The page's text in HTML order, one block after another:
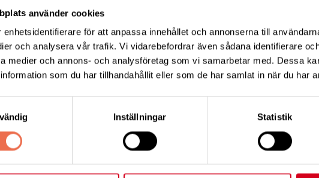
använder cookies
enhetsidentifierare för att anpassa innehållet och annonserna till
och analysera vår trafik. Vi vidarebefordrar även sådana identifierare
medier och annons- och analysföretag som vi samarbetar med. Dessa
som du har tillhandahållit eller som de har samlat in när du har
Inställningar Statistik
KONTAKT
08-677 70 10
Box 4086
FÖRDJUPNING
Tillgänglighet
Neuroförbundets
Giva Sveriges